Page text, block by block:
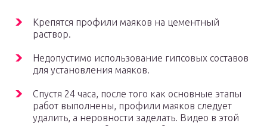
Крепятся профили маяков на цементный
раствор.
Недопустимо использование гипсовых составов
для установления маяков.
Спустя 24 часа, после того как основные этапы
работ выполнены, профили маяков следует
удалить, а неровности заделать. Видео в этой